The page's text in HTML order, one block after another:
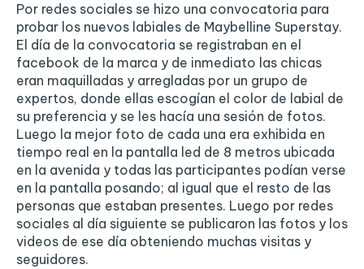
Por redes sociales se hizo una convocatoria para
probar los nuevos labiales de Maybelline Superstay.
El día de la convocatoria se registraban en el
facebook de la marca y de inmediato las chicas
eran maquilladas y arregladas por un grupo de
expertos, donde ellas escogían el color de labial de
su preferencia y se les hacía una sesión de fotos.
Luego la mejor foto de cada una era exhibida en
tiempo real en la pantalla led de 8 metros ubicada
en la avenida y todas las participantes podían verse
en la pantalla posando; al igual que el resto de las
personas que estaban presentes. Luego por redes
sociales al día siguiente se publicaron las fotos y los
videos de ese día obteniendo muchas visitas y
seguidores.